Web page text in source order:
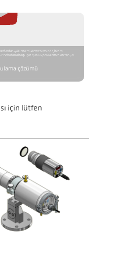
yüklenir. Yükleme sırasında, bizim
Daha fazla bilgi için gizlilik politikamızı inceleyin.
çözümü
için lütfen
Questionnaire CellaCast